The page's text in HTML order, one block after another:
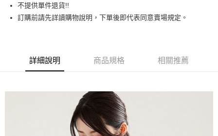
元大商業銀行
玉山商業銀行
星展（台灣）商業銀行
悠遊付
相關說明
【大哥付你分期使用說明】
流程，驗證手機門號後，選擇欲分期的期數、繳款截止日，確認付款後即完
3.實際核准額度、可分期數及費用金額請依後續交易確認頁面所載為準。
4.訂單成立30分鐘內，如未前往確認交易或遇審核未通過，訂單將自動取
消。如遇「轉專審核」未通過狀況，表示未達大哥付你分期系統評分，恕無
AFTEE先享後付
【關於「AFTEE先享後付」】
AFTEE先享後付是「在收到商品之後才付款」的支付方式。 讓您購物簡單
１．簡單：不需註冊會員、不需綁卡、不需儲值。
２．便利：只要手機號碼，簡訊認證，即可結帳。
不提供單件退貨!!
訂購前請先詳讀購物說明，下單後即代表同意賣場規定。
詳細說明 商品規格 相關推薦